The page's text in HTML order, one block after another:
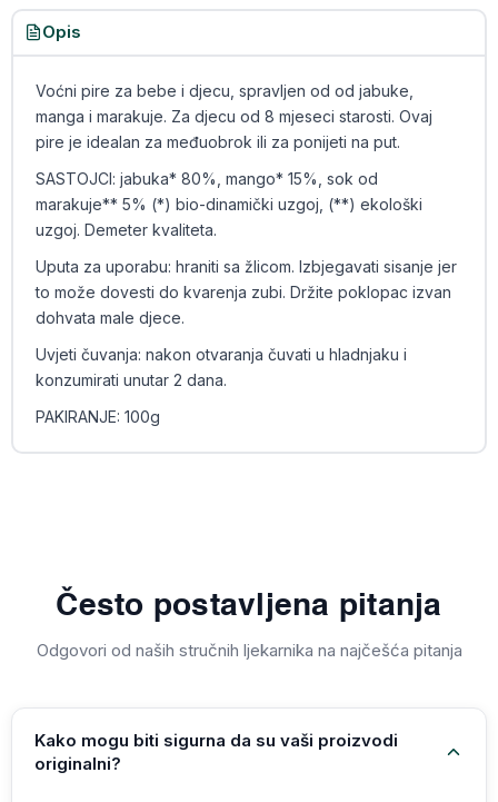
Opis
Voćni pire za bebe i djecu, spravljen od od jabuke,
manga i marakuje. Za djecu od 8 mjeseci starosti. Ovaj
pire je idealan za međuobrok ili za ponijeti na put.
SASTOJCI: jabuka* 80%, mango* 15%, sok od
marakuje** 5% (*) bio-dinamički uzgoj, (**) ekološki
uzgoj. Demeter kvaliteta.
Uputa za uporabu: hraniti sa žlicom. Izbjegavati sisanje jer
to može dovesti do kvarenja zubi. Držite poklopac izvan
dohvata male djece.
Uvjeti čuvanja: nakon otvaranja čuvati u hladnjaku i
konzumirati unutar 2 dana.
PAKIRANJE: 100g
Često postavljena pitanja
Odgovori od naših stručnih ljekarnika na najčešća pitanja
Kako mogu biti sigurna da su vaši proizvodi
originalni?